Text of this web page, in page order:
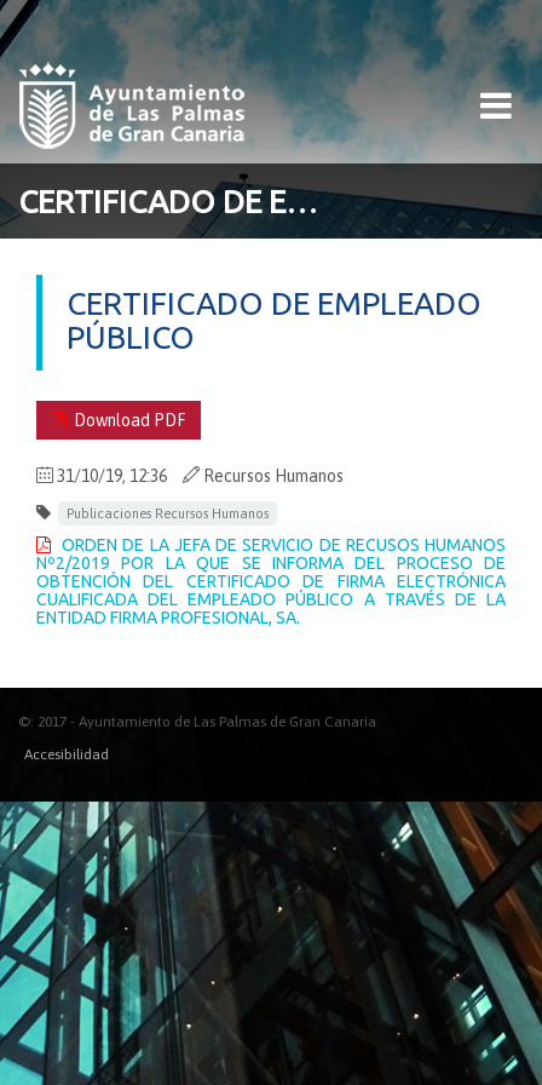
Toggle
CERTIFICADO DE EMPLEADO PÚBLICO
CERTIFICADO DE EMPLEADO
PÚBLICO
Download PDF
31/10/19, 12:36 Recursos Humanos
Publicaciones Recursos Humanos
ORDEN DE LA JEFA DE SERVICIO DE RECUSOS HUMANOS
Nº2/2019 POR LA QUE SE INFORMA DEL PROCESO DE
OBTENCIÓN DEL CERTIFICADO DE FIRMA ELECTRÓNICA
CUALIFICADA DEL EMPLEADO PÚBLICO A TRAVÉS DE LA
ENTIDAD FIRMA PROFESIONAL, SA.
©: 2017 - Ayuntamiento de Las Palmas de Gran Canaria
Accesibilidad